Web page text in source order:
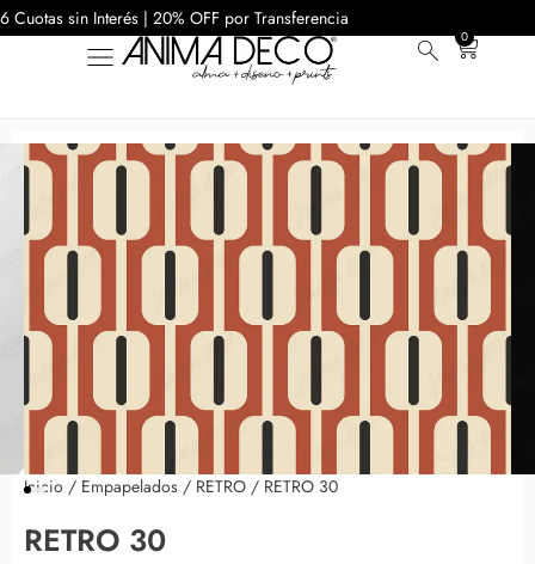
6 Cuotas sin Interés | 20% OFF por Transferencia
0
Inicio / Empapelados / RETRO / RETRO 30
RETRO 30